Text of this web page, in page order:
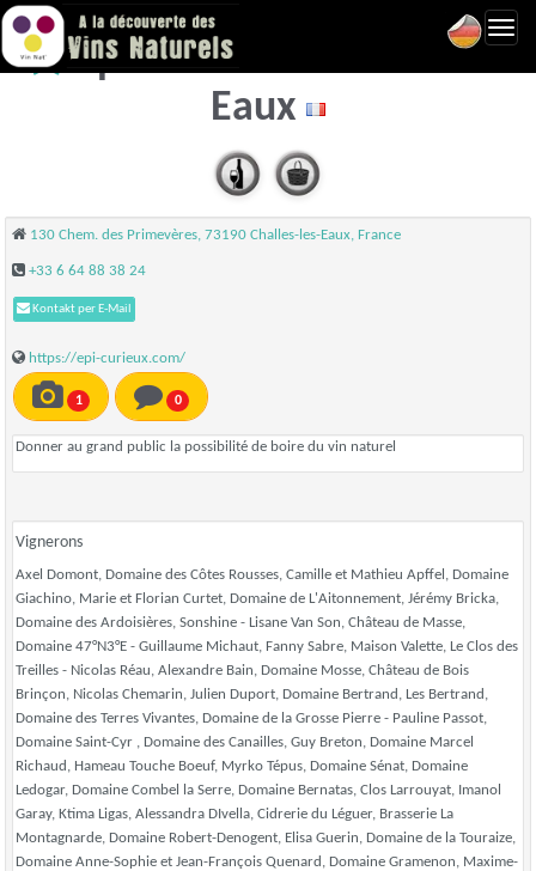
Epi-curieux - Challes-les-
Eaux
130 Chem. des Primevères, 73190 Challes-les-Eaux, France
+33 6 64 88 38 24
Kontakt per E-Mail
https://epi-curieux.com/
1 0
Donner au grand public la possibilité de boire du vin naturel
Vignerons
Axel Domont, Domaine des Côtes Rousses, Camille et Mathieu Apffel, Domaine
Giachino, Marie et Florian Curtet, Domaine de L'Aitonnement, Jérémy Bricka,
Domaine des Ardoisières, Sonshine - Lisane Van Son, Château de Masse,
Domaine 47°N3°E - Guillaume Michaut, Fanny Sabre, Maison Valette, Le Clos des
Treilles - Nicolas Réau, Alexandre Bain, Domaine Mosse, Château de Bois
Brinçon, Nicolas Chemarin, Julien Duport, Domaine Bertrand, Les Bertrand,
Domaine des Terres Vivantes, Domaine de la Grosse Pierre - Pauline Passot,
Domaine Saint-Cyr , Domaine des Canailles, Guy Breton, Domaine Marcel
Richaud, Hameau Touche Boeuf, Myrko Tépus, Domaine Sénat, Domaine
Ledogar, Domaine Combel la Serre, Domaine Bernatas, Clos Larrouyat, Imanol
Garay, Ktima Ligas, Alessandra DIvella, Cidrerie du Léguer, Brasserie La
Montagnarde, Domaine Robert-Denogent, Elisa Guerin, Domaine de la Touraize,
Domaine Anne-Sophie et Jean-François Quenard, Domaine Gramenon, Maxime-